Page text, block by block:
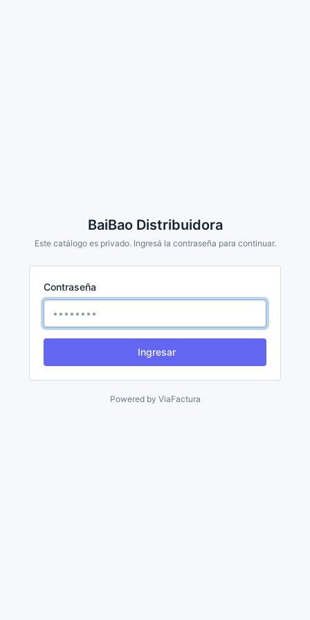
BaiBao Distribuidora
Este catálogo es privado. Ingresá la contraseña para continuar.
Contraseña
Ingresar
Powered by ViaFactura